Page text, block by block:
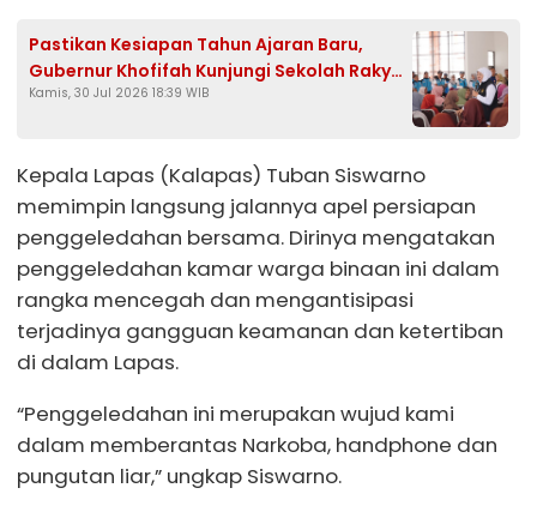
Pastikan Kesiapan Tahun Ajaran Baru,
Gubernur Khofifah Kunjungi Sekolah Rakyat
Di Tuban
Kamis, 30 Jul 2026 18:39 WIB
Kepala Lapas (Kalapas) Tuban Siswarno
memimpin langsung jalannya apel persiapan
penggeledahan bersama. Dirinya mengatakan
penggeledahan kamar warga binaan ini dalam
rangka mencegah dan mengantisipasi
terjadinya gangguan keamanan dan ketertiban
di dalam Lapas.
“Penggeledahan ini merupakan wujud kami
dalam memberantas Narkoba, handphone dan
pungutan liar,” ungkap Siswarno.